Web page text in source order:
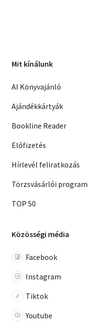
Mit kínálunk
AI Könyvajánló
Ajándékkártyák
Bookline Reader
Előfizetés
Hírlevél feliratkozás
Törzsvásárlói program
TOP 50
Közösségi média
Facebook
Instagram
Tiktok
Youtube